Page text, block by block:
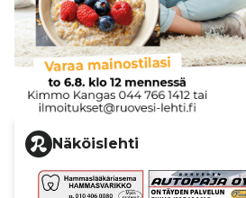
Näköislehti